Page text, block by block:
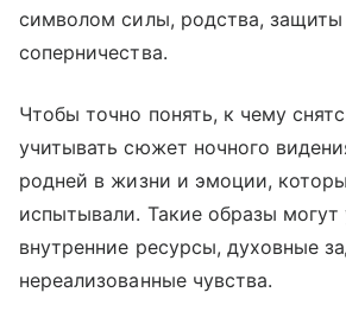
символом силы, родства,
соперничества.
Чтобы точно понять, к чему
учитывать сюжет ночного
родней в жизни и эмоции,
испытывали. Такие образы могут
внутренние ресурсы, духовные
нереализованные чувства.